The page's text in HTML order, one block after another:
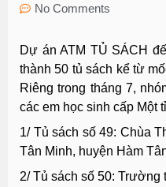
No Comments
Dự án ATM TỦ SÁCH
thành 50 tủ sách kể từ
Riêng trong tháng 7,
các em học sinh cấp Một
1/ Tủ sách số 49: Chùa
Tân Minh, huyện Hàm
2/ Tủ sách số 50: Trường